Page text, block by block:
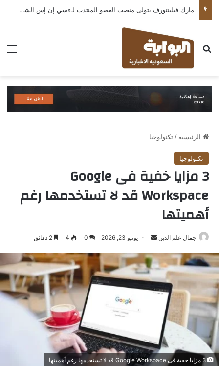
مارك فيلينتورف يتولى منصب العضو المنتدب لـ«سي إن إس الشرق الأوسط» ويشرف على شركات قطاع التكنولوجيا ضمن مجموعة غباش
بحث عن
الرئيسية / تكنولوجيا
تكنولوجيا
3 مزايا خفية فى Google
Workspace قد لا تستخدمها رغم
أهميتها
جمال علم الدين
أرسل
إلكترونيا
يونيو 23, 2026 0
4